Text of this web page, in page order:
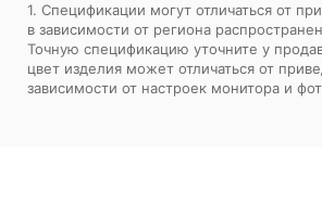
1. Спецификации могут отличаться от
в зависимости от региона
Точную спецификацию уточните у
цвет изделия может отличаться от
зависимости от настроек монитора и